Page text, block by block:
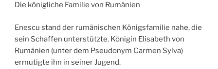
Die königliche Familie von Rumänien
Enescu stand der rumänischen Königsfamilie nahe, die
sein Schaffen unterstützte. Königin Elisabeth von
Rumänien (unter dem Pseudonym Carmen Sylva)
ermutigte ihn in seiner Jugend.